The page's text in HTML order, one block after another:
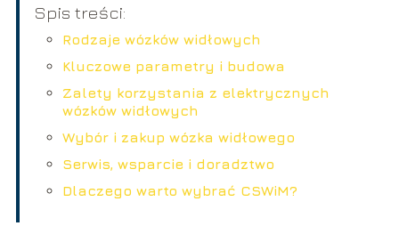
Spis treści:
Rodzaje wózków widłowych
Kluczowe parametry i budowa
Zalety korzystania z elektrycznych
wózków widłowych
Wybór i zakup wózka widłowego
Serwis, wsparcie i doradztwo
Dlaczego warto wybrać CSWiM?